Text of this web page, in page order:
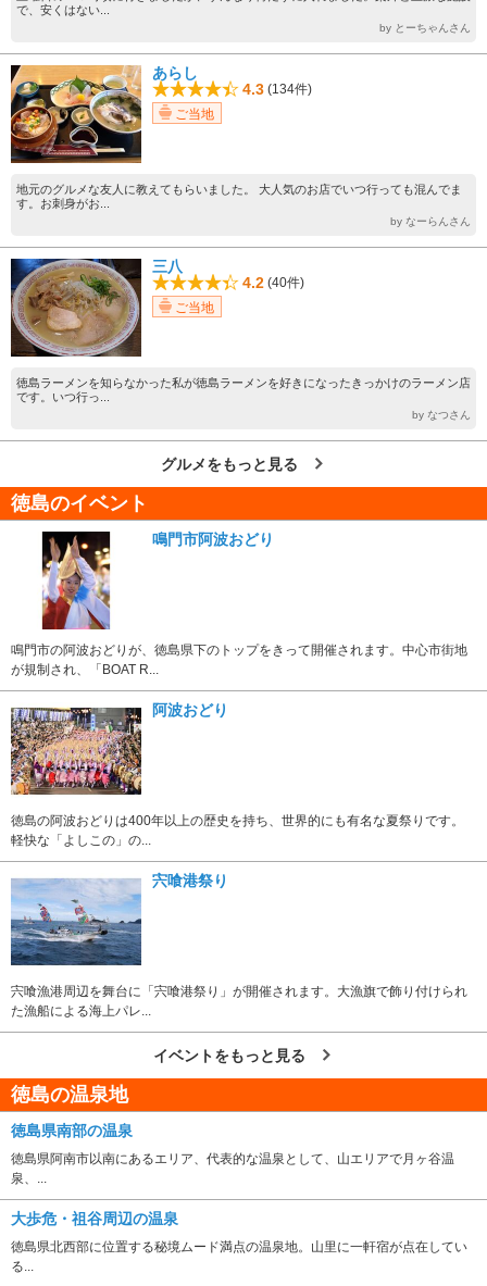
で、安くはない...
by とーちゃんさん
あらし
4.3 (134件)
ご当地
地元のグルメな友人に教えてもらいました。 大人気のお店でいつ行っても混んでま
す。お刺身がお...
by なーらんさん
三八
4.2 (40件)
ご当地
徳島ラーメンを知らなかった私が徳島ラーメンを好きになったきっかけのラーメン店
です。いつ行っ...
by なつさん
グルメをもっと見る
徳島のイベント
鳴門市阿波おどり
鳴門市の阿波おどりが、徳島県下のトップをきって開催されます。中心市街地
が規制され、「BOAT R...
阿波おどり
徳島の阿波おどりは400年以上の歴史を持ち、世界的にも有名な夏祭りです。
軽快な「よしこの」の...
宍喰港祭り
宍喰漁港周辺を舞台に「宍喰港祭り」が開催されます。大漁旗で飾り付けられ
た漁船による海上パレ...
イベントをもっと見る
徳島の温泉地
徳島県南部の温泉
徳島県阿南市以南にあるエリア、代表的な温泉として、山エリアで月ヶ谷温
泉、...
大歩危・祖谷周辺の温泉
徳島県北西部に位置する秘境ムード満点の温泉地。山里に一軒宿が点在してい
る...